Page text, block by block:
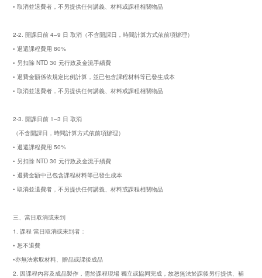
• 取消並退費者，不另提供任何講義、材料或課程相關物品
2-2. 開課日前 4–9 日 取消（不含開課日，時間計算方式依前項辦理）
• 退還課程費用 80%
• 另扣除 NTD 30 元行政及金流手續費
• 退費金額係依規定比例計算，並已包含課程材料等已發生成本
• 取消並退費者，不另提供任何講義、材料或課程相關物品
2-3. 開課日前 1–3 日 取消
（不含開課日，時間計算方式依前項辦理）
• 退還課程費用 50%
• 另扣除 NTD 30 元行政及金流手續費
• 退費金額中已包含課程材料等已發生成本
• 取消並退費者，不另提供任何講義、材料或課程相關物品
三、當日取消或未到
1. 課程 當日取消或未到者：
• 恕不退費
•亦無法索取材料、贈品或課後成品
2. 因課程內容及成品製作，需於課程現場 獨立或協同完成，故恕無法於課後另行提供、補